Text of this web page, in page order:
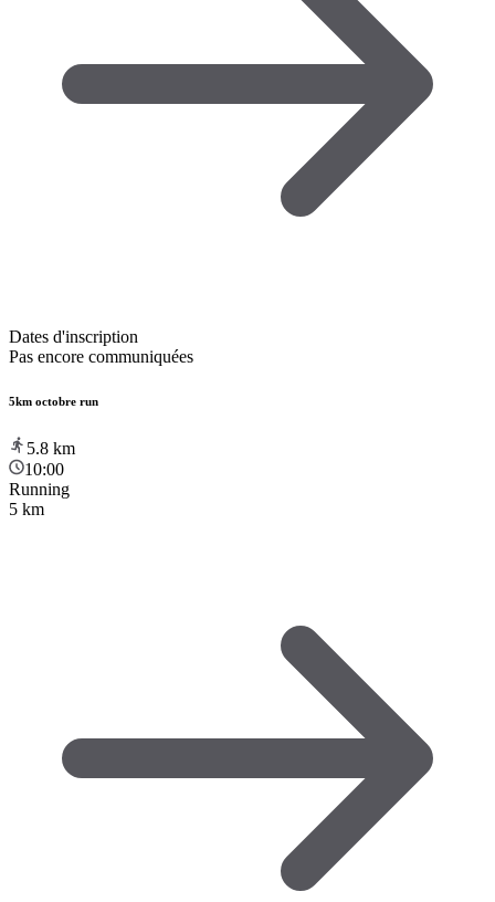
Dates d'inscription
Pas encore communiquées
5km octobre run
5.8 km
10:00
Running
5 km